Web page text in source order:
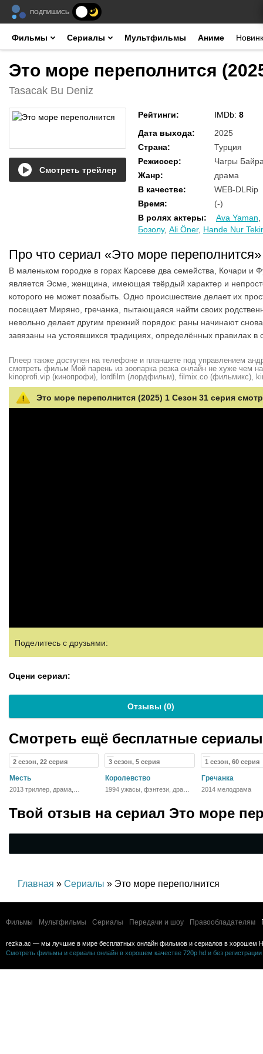
ПОДПИШИСЬ
Фильмы Сериалы Мультфильмы Аниме
Это море переполнится
Tasacak Bu Deniz
Смотреть трейлер
Рейтинги: IMDb: 8
Дата выхода:
2025
Страна:
Турция
Режиссер:
Чагры
Жанр:
драма
В качестве:
WEB-DLRip
Время:
(-)
В ролях актеры: Ava Yaman
Бозолу, Ali Öner, Hande Nur
Про что сериал «Это море
В маленьком городке в горах Карсеве два семейства, Кочари
является Эсме, женщина, имеющая твёрдый характер и
которого не может позабыть. Одно происшествие делает их
посещает Миряно, гречанка, пытающаяся найти своих
невольно делает другим прежний порядок: раны начинают
завязаны на устоявшихся традициях, определённых правилах
Плеер также доступен на телефоне и планшете под управлением
смотреть фильм Мой парень из зоопарка резка онлайн не хуже чем
kinoprofi.vip (кинопрофи), lordfilm (лордфильм), filmix.co (фильмикс),
Это море переполнится (2025) 1 Сезон 31 серия
Поделитесь с друзьями:
Оцени сериал:
Отзывы (0)
Смотреть ещё бесплатные
2 сезон, 22 серия
Месть
2013 триллер, драма,
3 сезон, 5 серия
Королевство
1994 ужасы, фэнтези, драма,
1 сезон, 60 серия
Гречанка
2014 мелодрама
Твой отзыв на сериал Это море
Главная » Сериалы » Это море переполнится
Фильмы Мультфильмы Сериалы Передачи и шоу Правообладателям
rezka.ac — мы лучшие в мире бесплатных онлайн фильмов и сериалов в хорошем
Смотреть фильмы и сериалы онлайн в хорошем качестве 720p hd и без